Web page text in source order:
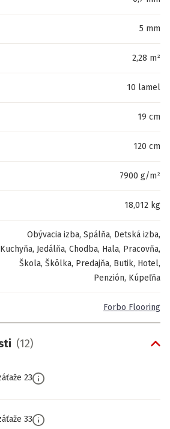
5 mm
2,28 m²
10 lamel
19 cm
120 cm
7900 g/m²
18,012 kg
Obývacia izba, Spálňa, Detská izba,
Kuchyňa, Jedálňa, Chodba, Hala, Pracovňa,
Škola, Škôlka, Predajňa, Butik, Hotel,
Penzión, Kúpeľňa
Forbo Flooring
(12)
23
33